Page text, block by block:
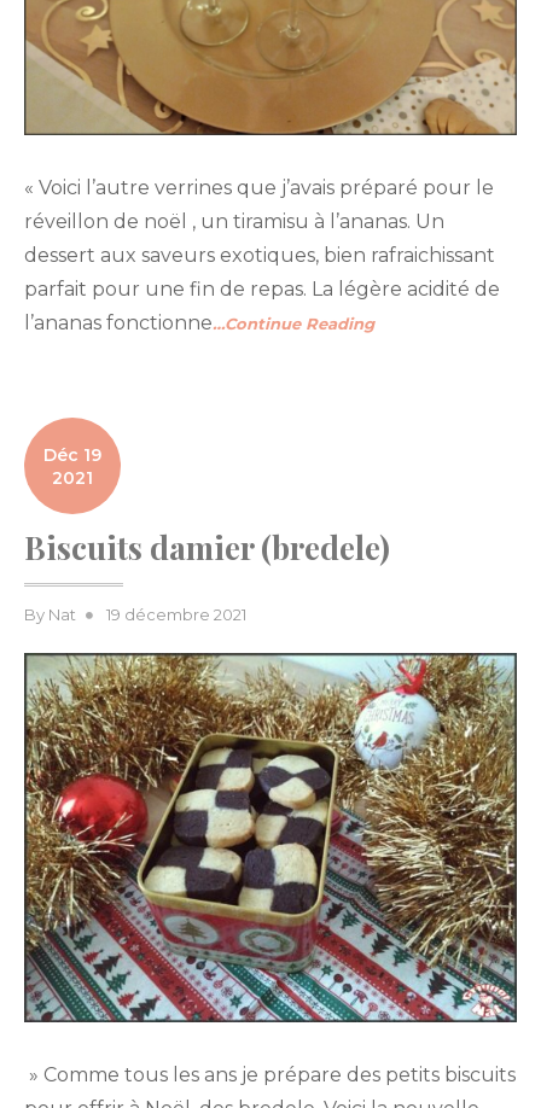
« Voici l’autre verrines que j’avais préparé pour le
réveillon de noël , un tiramisu à l’ananas. Un
dessert aux saveurs exotiques, bien rafraichissant
parfait pour une fin de repas. La légère acidité de
l’ananas fonctionne…Continue Reading
Déc 19
2021
Biscuits damier (bredele)
By Nat
Posted
19 décembre 2021
» Comme tous les ans je prépare des petits biscuits